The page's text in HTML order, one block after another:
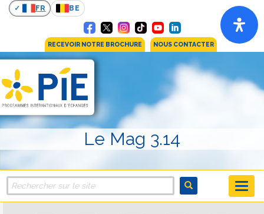
FR BE
RECEVOIR NOTRE BROCHURE NOUS CONTACTER
Le Mag 3.14